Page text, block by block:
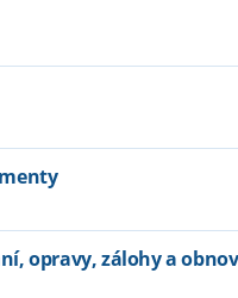
opravy, zálohy a